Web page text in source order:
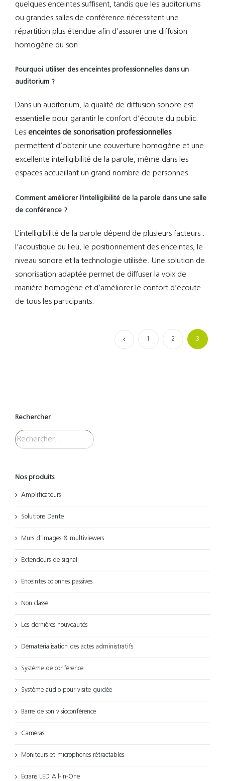
quelques enceintes suffisent, tandis que les auditoriums
ou grandes salles de conférence nécessitent une
répartition plus étendue afin d’assurer une diffusion
homogène du son.
Pourquoi utiliser des enceintes professionnelles dans un
auditorium ?
Dans un auditorium, la qualité de diffusion sonore est
essentielle pour garantir le confort d’écoute du public.
Les enceintes de sonorisation professionnelles
permettent d’obtenir une couverture homogène et une
excellente intelligibilité de la parole, même dans les
espaces accueillant un grand nombre de personnes.
Comment améliorer l'intelligibilité de la parole dans une salle
de conférence ?
L’intelligibilité de la parole dépend de plusieurs facteurs :
l’acoustique du lieu, le positionnement des enceintes, le
niveau sonore et la technologie utilisée. Une solution de
sonorisation adaptée permet de diffuser la voix de
manière homogène et d’améliorer le confort d’écoute
de tous les participants.
1 2 3
Rechercher
Nos produits
Amplificateurs
Solutions Dante
Murs d’images & multiviewers
Extendeurs de signal
Enceintes colonnes passives
Non classé
Les dernières nouveautés
Dématérialisation des actes administratifs
Système de conférence
Système audio pour visite guidée
Barre de son visioconférence
Caméras
Moniteurs et microphones rétractables
Écrans LED All-In-One